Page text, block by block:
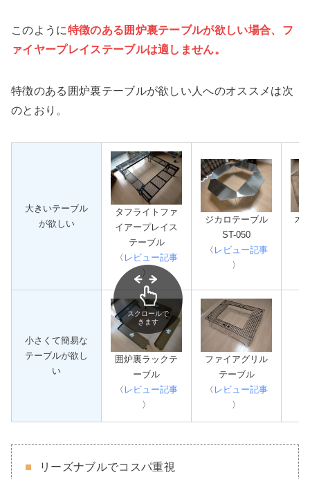
このように特徴のある囲炉裏テーブルが欲しい場合、フ
ァイヤープレイステーブルは適しません。
特徴のある囲炉裏テーブルが欲しい人へのオススメは次
のとおり。
大きいテーブル
が欲しい
タフライトファ
イアープレイス
テーブル
〈 レビュー記事
〉
ジカロテーブル
ST-050
〈 レビュー記事
〉
木
小さくて簡易な
テーブルが欲し
い
囲炉裏ラックテ
ーブル
〈 レビュー記事
〉
ファイアグリル
テーブル
〈 レビュー記事
〉
スクロールで
きます
リーズナブルでコスパ重視